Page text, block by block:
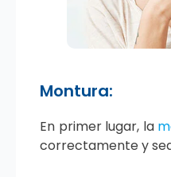
Montura:
En primer lugar, la
correctamente y